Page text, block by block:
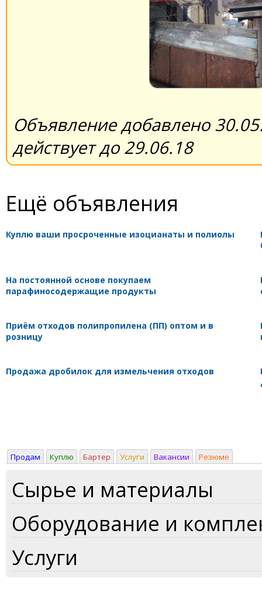
Объявление добавлено
действует до 29.06.18
Ещё объявления
Куплю ваши просроченные изоцианаты и полиолы
На постоянной основе покупаем
парафиносодержащие продукты
Приём отходов полипропилена (ПП) оптом и в
розницу
Продажа дробилок для измельчения отходов
Продам Куплю Бартер Услуги Вакансии Резюме
Сырье и материалы
Оборудование и
Услуги